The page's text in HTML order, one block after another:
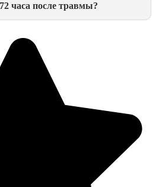
часа после травмы?